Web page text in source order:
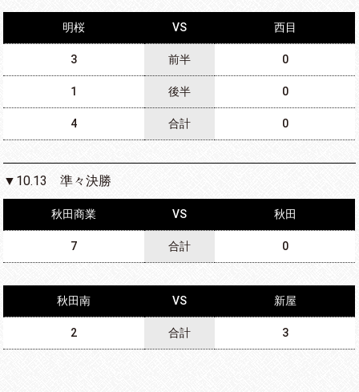
明桜 VS 西目
3 前半 0
1 後半 0
4 合計 0
▼10.13 準々決勝
秋田商業 VS 秋田
7 合計 0
秋田南 VS 新屋
2 合計 3